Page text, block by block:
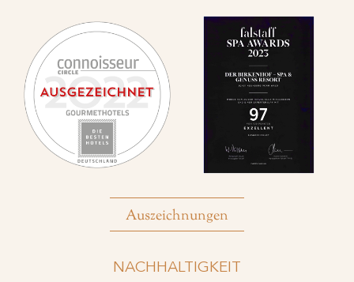
Auszeichnungen
NACHHALTIGKEIT